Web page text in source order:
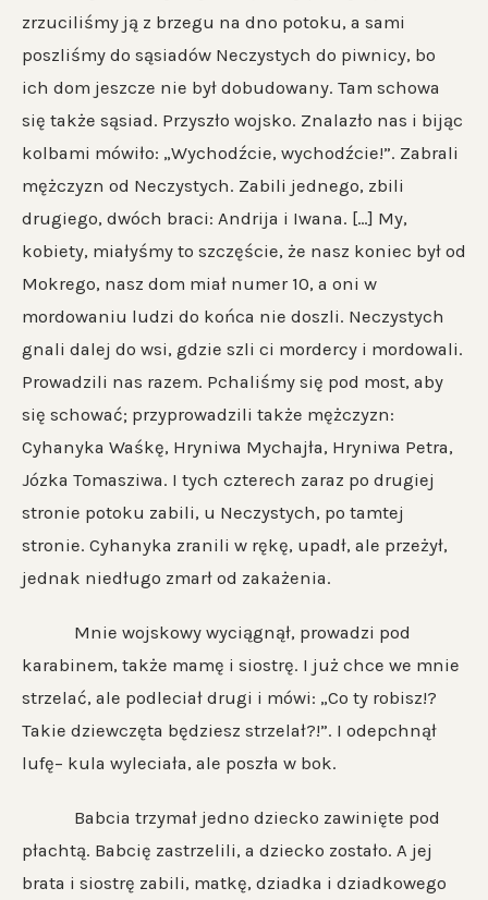
zrzuciliśmy ją z brzegu na dno potoku, a sami
poszliśmy do sąsiadów Neczystych do piwnicy, bo
ich dom jeszcze nie był dobudowany. Tam schowa
się także sąsiad. Przyszło wojsko. Znalazło nas i bijąc
kolbami mówiło: „Wychodźcie, wychodźcie!”. Zabrali
mężczyzn od Neczystych. Zabili jednego, zbili
drugiego, dwóch braci: Andrija i Iwana. […] My,
kobiety, miałyśmy to szczęście, że nasz koniec był od
Mokrego, nasz dom miał numer 10, a oni w
mordowaniu ludzi do końca nie doszli. Neczystych
gnali dalej do wsi, gdzie szli ci mordercy i mordowali.
Prowadzili nas razem. Pchaliśmy się pod most, aby
się schować; przyprowadzili także mężczyzn:
Cyhanyka Waśkę, Hryniwa Mychajła, Hryniwa Petra,
Józka Tomasziwa. I tych czterech zaraz po drugiej
stronie potoku zabili, u Neczystych, po tamtej
stronie. Cyhanyka zranili w rękę, upadł, ale przeżył,
jednak niedługo zmarł od zakażenia.
Mnie wojskowy wyciągnął, prowadzi pod
karabinem, także mamę i siostrę. I już chce we mnie
strzelać, ale podleciał drugi i mówi: „Co ty robisz!?
Takie dziewczęta będziesz strzelał?!”. I odepchnął
lufę– kula wyleciała, ale poszła w bok.
Babcia trzymał jedno dziecko zawinięte pod
płachtą. Babcię zastrzelili, a dziecko zostało. A jej
brata i siostrę zabili, matkę, dziadka i dziadkowego